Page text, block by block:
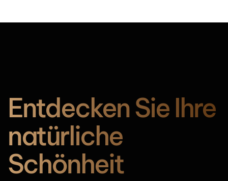
Entdecken Sie Ihre
natürliche
Schönheit